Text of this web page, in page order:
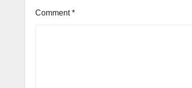
Comment*